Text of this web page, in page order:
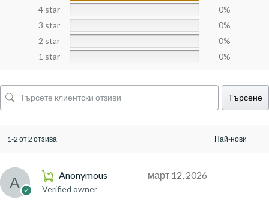
4 star
0%
3 star
0%
2 star
0%
1 star
0%
Търсене
1-2 от 2 отзива
Anonymous
Verified owner
март 12, 2026